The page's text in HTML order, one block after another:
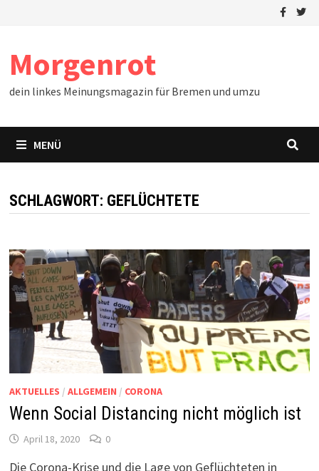
Morgenrot
dein linkes Meinungsmagazin für Bremen und umzu
MENÜ
SCHLAGWORT: GEFLÜCHTETE
AKTUELLES / ALLGEMEIN / CORONA
Wenn Social Distancing nicht möglich ist
April 18, 2020 0
Die Corona-Krise und die Lage von Geflüchteten in